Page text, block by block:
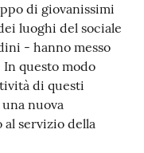
di giovanissimi
luoghi del sociale
- hanno messo
questo modo
di questi
nuova
al servizio della